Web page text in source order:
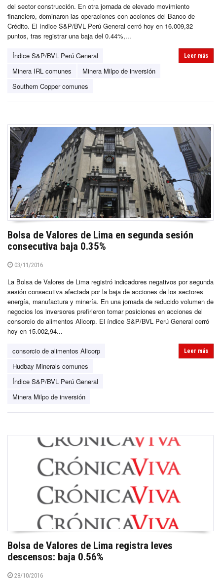
del sector construcción. En otra jornada de elevado movimiento
financiero, dominaron las operaciones con acciones del Banco de
Crédito. El índice S&P/BVL Perú General cerró hoy en 16.009,32
puntos, tras registrar una baja del 0.44%,...
Índice S&P/BVL Perú General
Minera IRL comunes
Minera Milpo de inversión
Southern Copper comunes
Leer más
Bolsa de Valores de Lima en segunda sesión
consecutiva baja 0.35%
03/11/2016
La Bolsa de Valores de Lima registró indicadores negativos por segunda
sesión consecutiva afectada por la baja de acciones de los sectores
energía, manufactura y minería. En una jornada de reducido volumen de
negocios los inversores prefirieron tomar posiciones en acciones del
consorcio de alimentos Alicorp. El índice S&P/BVL Perú General cerró
hoy en 15.002,94...
consorcio de alimentos Alicorp
Hudbay Minerals comunes
Índice S&P/BVL Perú General
Minera Milpo de inversión
Leer más
Bolsa de Valores de Lima registra leves
descensos: baja 0.56%
28/10/2016